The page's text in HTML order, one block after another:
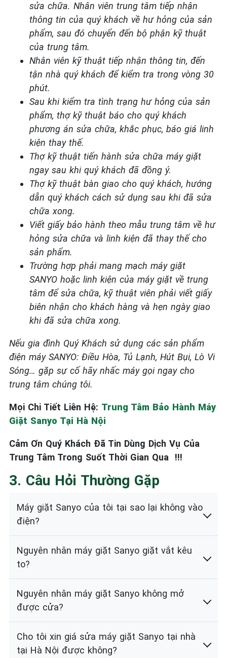
sửa chữa. Nhân viên trung tâm tiếp nhận
thông tin của quý khách về hư hỏng của sản
phẩm, sau đó chuyển đến bộ phận kỹ thuật
của trung tâm.
Nhân viên kỹ thuật tiếp nhận thông tin, đến
tận nhà quý khách để kiểm tra trong vòng 30
phút.
Sau khi kiểm tra tình trạng hư hỏng của sản
phẩm, thợ kỹ thuật báo cho quý khách
phương án sửa chữa, khắc phục, báo giá linh
kiện thay thế.
Thợ kỹ thuật tiến hành sửa chữa máy giặt
ngay sau khi quý khách đã đồng ý.
Thợ kỹ thuật bàn giao cho quý khách, hướng
dẫn quý khách cách sử dụng sau khi đã sửa
chữa xong.
Viết giấy bảo hành theo mẫu trung tâm về hư
hỏng sửa chữa và linh kiện đã thay thế cho
sản phẩm.
Trường hợp phải mang mạch máy giặt
SANYO hoặc linh kiện của máy giặt về trung
tâm để sửa chữa, kỹ thuật viên phải viết giấy
biên nhận cho khách hàng và hẹn ngày giao
khi đã sửa chữa xong.
Nếu gia đình Quý Khách sử dụng các sản phẩm
điện máy SANYO: Điều Hòa, Tủ Lạnh, Hút Bụi, Lò Vi
Sóng… gặp sự cố hãy nhấc máy gọi ngay cho
trung tâm chúng tôi.
Mọi Chi Tiết Liên Hệ: Trung Tâm Bảo Hành Máy
Giặt Sanyo Tại Hà Nội
Cảm Ơn Quý Khách Đã Tin Dùng Dịch Vụ Của
Trung Tâm Trong Suốt Thời Gian Qua !!!
3. Câu Hỏi Thường Gặp
Máy giặt Sanyo của tôi tại sao lại không vào
điện?
Nguyên nhân máy giặt Sanyo giặt vắt kêu
to?
Nguyên nhân máy giặt Sanyo không mở
được cửa?
Cho tôi xin giá sửa máy giặt Sanyo tại nhà
tại Hà Nội được không?